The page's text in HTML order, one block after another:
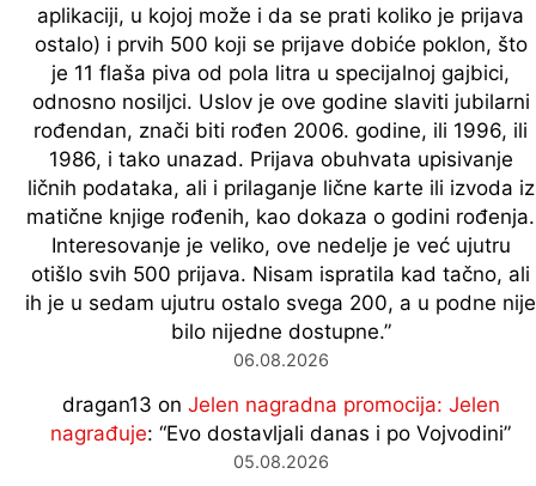
aplikaciji, u kojoj može i da se prati koliko je prijava
ostalo) i prvih 500 koji se prijave dobiće poklon, što
je 11 flaša piva od pola litra u specijalnoj gajbici,
odnosno nosiljci. Uslov je ove godine slaviti jubilarni
rođendan, znači biti rođen 2006. godine, ili 1996, ili
1986, i tako unazad. Prijava obuhvata upisivanje
ličnih podataka, ali i prilaganje lične karte ili izvoda iz
matične knjige rođenih, kao dokaza o godini rođenja.
Interesovanje je veliko, ove nedelje je već ujutru
otišlo svih 500 prijava. Nisam ispratila kad tačno, ali
ih je u sedam ujutru ostalo svega 200, a u podne nije
bilo nijedne dostupne.”
06.08.2026
dragan13 on Jelen nagradna promocija: Jelen
nagrađuje: “Evo dostavljali danas i po Vojvodini”
05.08.2026